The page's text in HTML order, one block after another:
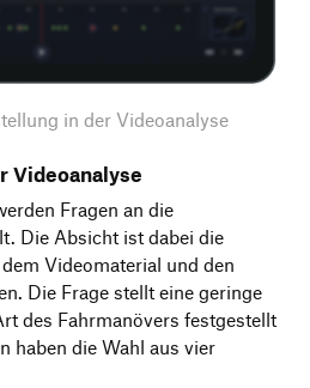
in der Videoanalyse
Videoanalyse
Fragen an die
Die Absicht ist dabei die
Videomaterial und den
Die Frage stellt eine geringe
des Fahrmanövers festgestellt
haben die Wahl aus vier